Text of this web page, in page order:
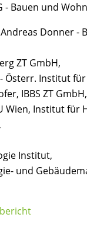
- Bauen und
Donner -
ZT GmbH,
Österr. Institut
IBBS ZT GmbH,
Wien, Institut für
Institut,
und